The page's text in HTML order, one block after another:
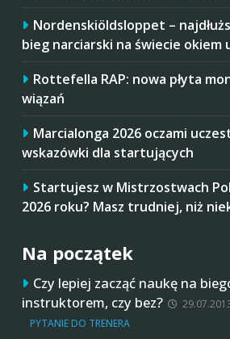
Nordenskiöldsloppet –
bieg narciarski na świecie okiem
Rottefella RAP: nowa płyta
wiązań
Marcialonga 2026 oczami
wskazówki dla startujących
Startujesz w Mistrzostwach
2026 roku? Masz trudniej, niż
Na początek
Czy lepiej zacząć naukę na
instruktorem, czy bez?
PYTANIE DO TRENERA